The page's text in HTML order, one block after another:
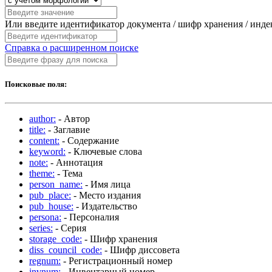
Или введите идентификатор документа / шифр хранения /
Справка о расширенном поиске
Поисковые поля:
author: - Автор
title: - Заглавие
content: - Содержание
keyword: - Ключевые слова
note: - Аннотация
theme: - Тема
person_name: - Имя лица
pub_place: - Место издания
pub_house: - Издательство
persona: - Персоналия
series: - Серия
storage_code: - Шифр хранения
diss_council_code: - Шифр диссовета
regnum: - Регистрационный номер